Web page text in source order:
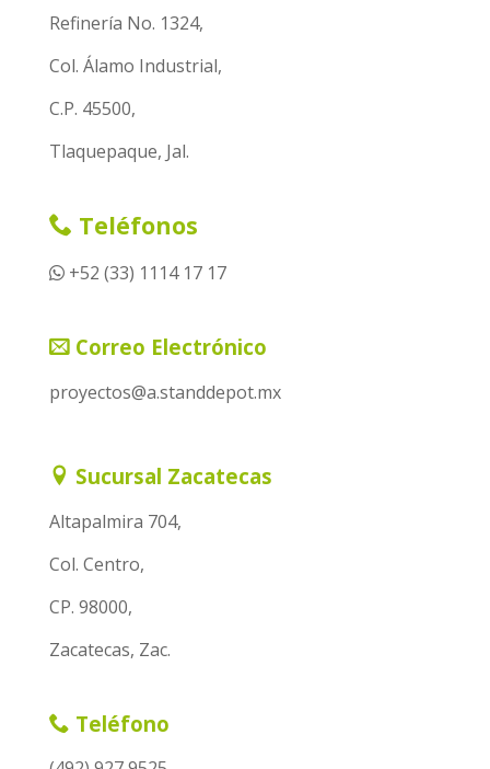
Refinería No. 1324,
Col. Álamo Industrial,
C.P. 45500,
Tlaquepaque, Jal.
Teléfonos
+52 (33) 1114 17 17
Correo Electrónico
proyectos@a.standdepot.mx
Sucursal Zacatecas
Altapalmira 704,
Col. Centro,
CP. 98000,
Zacatecas, Zac.
Teléfono